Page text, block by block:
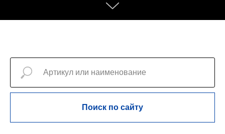
Поиск по сайту